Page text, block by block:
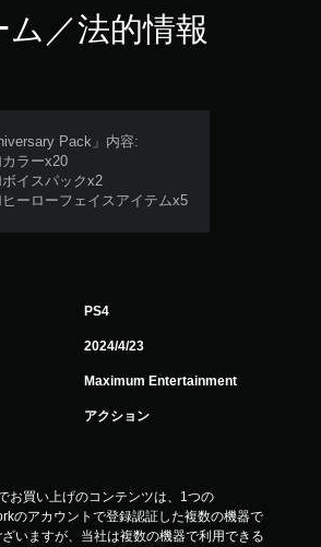
ム／法的情報
Pack」内容:
ラーx20
イスパックx2
ーローフェイスアイテムx5
PS4
2024/4/23
Maximum Entertainment
アクション
お買い上げのコンテンツは、1つの
のアカウントで登録認証した複数の機器で
いますが、当社は複数の機器で利用できる